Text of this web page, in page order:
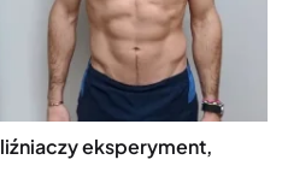
eksperyment,